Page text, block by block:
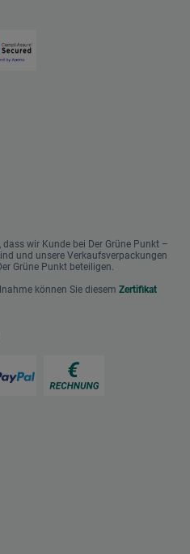
wir Kunde bei Der Grüne Punkt –
und unsere Verkaufsverpackungen
Grüne Punkt beteiligen.
können Sie diesem Zertifikat